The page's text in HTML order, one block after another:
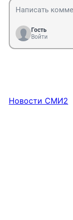
Гость
Войти
Новости СМИ2